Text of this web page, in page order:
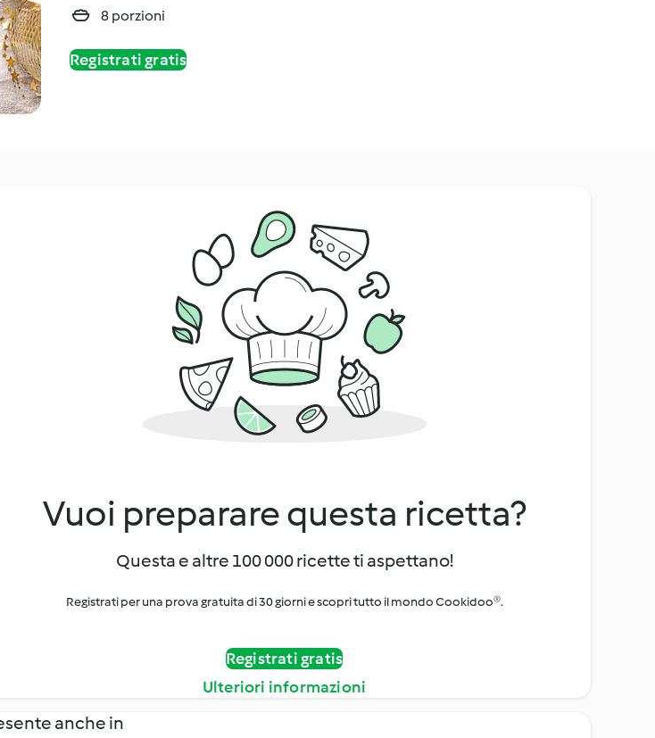
8 porzioni
Registrati gratis
Vuoi preparare questa ricetta?
Questa e altre 100 000 ricette ti aspettano!
Registrati per una prova gratuita di 30 giorni e scopri tutto il mondo Cookidoo®.
Registrati gratis
Ulteriori informazioni
anche in